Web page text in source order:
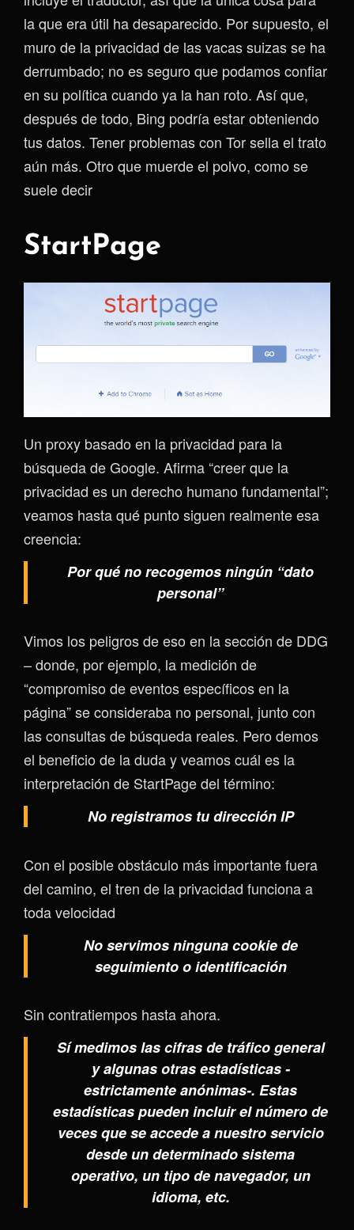
la que era útil ha desaparecido. Por supuesto, el
muro de la privacidad de las vacas suizas se ha
derrumbado; no es seguro que podamos confiar
en su política cuando ya la han roto. Así que,
después de todo, Bing podría estar obteniendo
tus datos. Tener problemas con Tor sella el trato
aún más. Otro que muerde el polvo, como se
suele decir
StartPage
Un proxy basado en la privacidad para la
búsqueda de Google. Afirma “creer que la
privacidad es un derecho humano fundamental”;
veamos hasta qué punto siguen realmente esa
creencia:
Por qué no recogemos ningún “dato
personal”
Vimos los peligros de eso en la sección de DDG
– donde, por ejemplo, la medición de
“compromiso de eventos específicos en la
página” se consideraba no personal, junto con
las consultas de búsqueda reales. Pero demos
el beneficio de la duda y veamos cuál es la
interpretación de StartPage del término:
No registramos tu dirección IP
Con el posible obstáculo más importante fuera
del camino, el tren de la privacidad funciona a
toda velocidad
No servimos ninguna cookie de
seguimiento o identificación
Sin contratiempos hasta ahora.
Sí medimos las cifras de tráfico general
y algunas otras estadísticas -
estrictamente anónimas-. Estas
estadísticas pueden incluir el número de
veces que se accede a nuestro servicio
desde un determinado sistema
operativo, un tipo de navegador, un
idioma, etc.